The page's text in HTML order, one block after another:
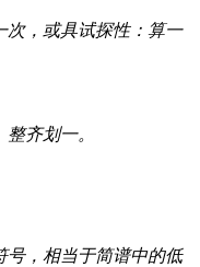
次，或具试探性：算一
齐划一。
号，相当于简谱中的低